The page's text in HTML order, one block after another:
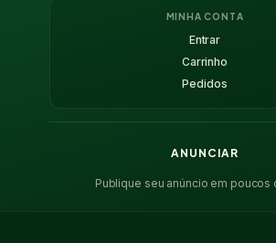
MINHA CONTA
Entrar
Carrinho
Pedidos
ANUNCIAR
Publique seu anúncio em poucos